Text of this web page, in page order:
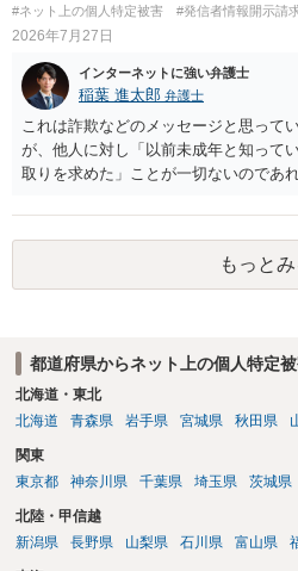
#ネット上の個人特定被害 #発信者情報開示請
2026年7月27日
インターネットに強い弁護士
稲葉 進太郎 弁護士
これは詐欺などのメッセージと思って
が、他人に対し「以前未成年と知って
取りを求めた」ことが一切ないのであ
もっとみ
都道府県からネット上の個人特定
北海道・東北
北海道
青森県 岩手県 宮城県 秋田県
関東
東京都
神奈川県 千葉県 埼玉県 茨城県
北陸・甲信越
新潟県
長野県 山梨県 石川県 富山県